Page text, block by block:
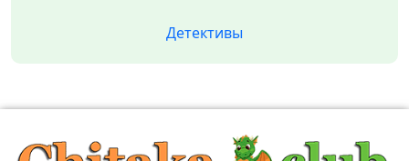
Детективы